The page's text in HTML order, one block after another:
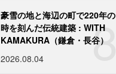
8
豪雪の地と海辺の町で220年の
時を刻んだ伝統建築 : WITH
KAMAKURA（鎌倉・長谷）
2026.08.04